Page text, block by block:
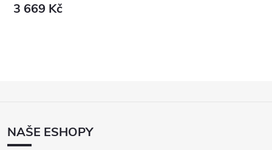
3 669 Kč
ANAŠE ESHOPY